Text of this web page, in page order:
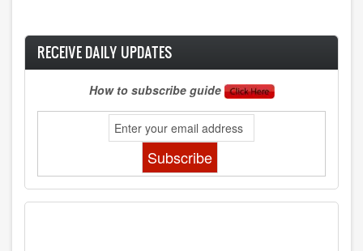
RECEIVE DAILY UPDATES
How to subscribe guide